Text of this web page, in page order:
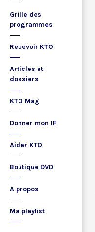
Grille des
programmes
Recevoir KTO
Articles et
dossiers
KTO Mag
Donner mon IFI
Aider KTO
Boutique DVD
A propos
Ma playlist